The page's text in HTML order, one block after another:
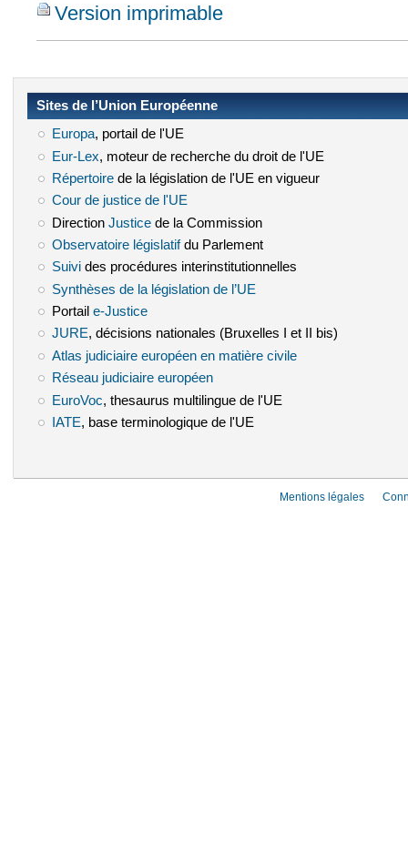
Version imprimable
Sites de l’Union Européenne
Europa(le lien est externe)
, portail de l'UE
Eur-Lex (le lien est externe)
, moteur de recherche du droit de l'UE
Répertoire(le lien est externe)
de la législation de l'UE en vigueur
Cour de justice de l'UE
Direction Justice(le lien est externe)
de la Commission
Observatoire législatif(le lien est externe)
du Parlement
Suivi(le lien est externe)
des procédures interinstitutionnelles
Synthèses de la législation de l’UE
Portail e-Justice(le lien est externe)
JURE(le lien est externe)
, décisions nationales (Bruxelles I et II bis)
Atlas judiciaire européen en matière civile(le lien est externe)
Réseau judiciaire européen(le lien est externe)
EuroVoc (le lien est externe)
, thesaurus multilingue de l'UE
IATE (le lien est externe)
, base terminologique de l'UE
Mentions légales